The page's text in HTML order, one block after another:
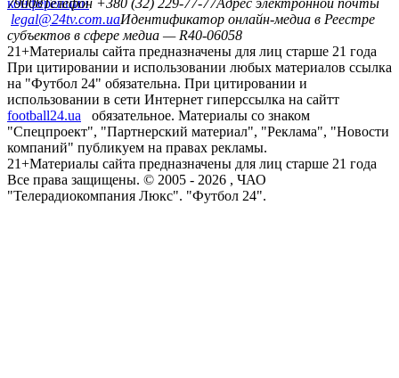
конференций
79008Телефон +380 (32) 229-77-77Адрес электронной почты
legal@24tv.com.uaИдентификатор онлайн-медиа в Реестре
субъектов в сфере медиа — R40-06058
21+Материалы сайта предназначены для лиц старше 21 года
При цитировании и использовании любых материалов ссылка
на "Футбол 24" обязательна. При цитировании и
использовании в сети Интернет гиперссылка на сайтт
football24.ua
обязательное. Материалы со знаком
"Спецпроект", "Партнерский материал", "Реклама", "Новости
компаний" публикуем на правах рекламы.
21+Материалы сайта предназначены для лиц старше 21 года
Все права защищены. © 2005 - 2026 , ЧАО
"Телерадиокомпания Люкс". "Футбол 24".